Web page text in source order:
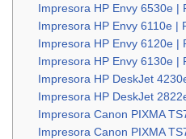
Impresora HP Envy 6530e |
Impresora HP Envy 6110e |
Impresora HP Envy 6120e |
Impresora HP Envy 6130e |
Impresora HP DeskJet
Impresora HP DeskJet
Impresora Canon PIXMA
Impresora Canon PIXMA